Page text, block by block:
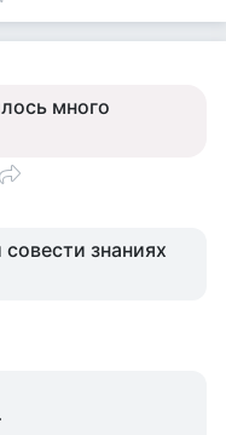
много
знаниях